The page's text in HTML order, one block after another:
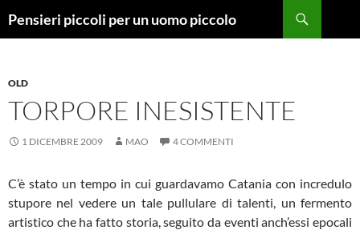
Pensieri piccoli per un uomo piccolo
OLD
TORPORE INESISTENTE
1 DICEMBRE 2009 MAO 4 COMMENTI
C’è stato un tempo in cui guardavamo Catania con incredulo
stupore nel vedere un tale pullulare di talenti, un fermento
artistico che ha fatto storia, seguito da eventi anch’essi epocali